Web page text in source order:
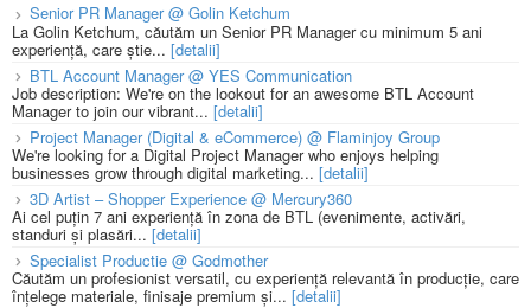
Senior PR Manager @ Golin Ketchum
La Golin Ketchum, căutăm un Senior PR Manager cu minimum 5 ani
experiență, care știe... [detalii]
BTL Account Manager @ YES Communication
Job description: We're on the lookout for an awesome BTL Account
Manager to join our vibrant... [detalii]
Project Manager (Digital & eCommerce) @ Flaminjoy Group
We're looking for a Digital Project Manager who enjoys helping
businesses grow through digital marketing... [detalii]
3D Artist – Shopper Experience @ Mercury360
Ai cel puțin 7 ani experiență în zona de BTL (evenimente, activări,
standuri și plasări...[detalii]
Specialist Productie @ Godmother
Căutăm un profesionist versatil, cu experiență relevantă în producție, care
înțelege materiale, finisaje premium și... [detalii]